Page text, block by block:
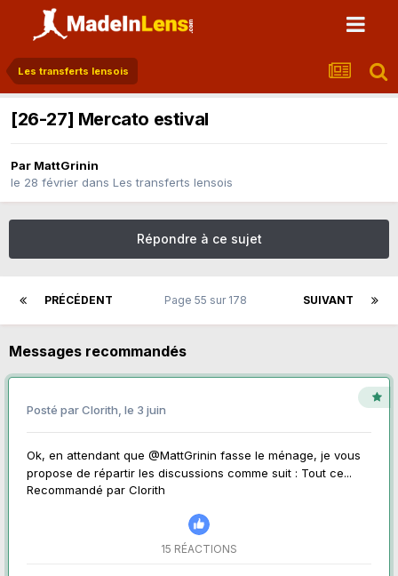
Les transferts lensois
[26-27] Mercato estival
Par MattGrinin
le 28 février dans Les transferts lensois
Répondre à ce sujet
PRÉCÉDENT SUIVANT
Page 55 sur 178
Messages recommandés
Posté parClorith, le 3 juin
Ok, en attendant que @MattGrinin fasse le ménage, je vous
propose de répartir les discussions comme suit : Tout ce...
Recommandé par Clorith
15 RÉACTIONS